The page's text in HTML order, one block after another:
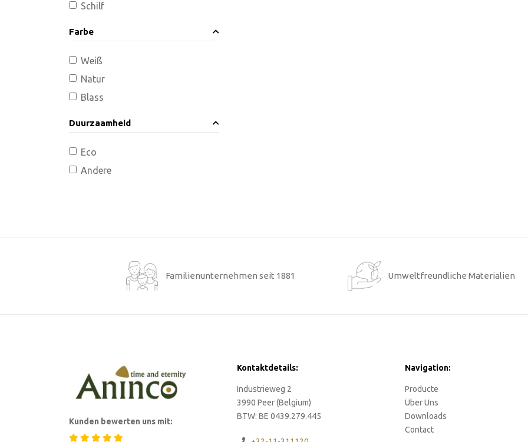
Schilf
Farbe
Weiß
Natur
Blass
Duurzaamheid
Eco
Andere
Familienunternehmen seit 1881 Umweltfreundliche Materialien
Kunden bewerten uns mit:
Kontaktdetails:
Industrieweg 2
3990 Peer (Belgium)
BTW: BE 0439.279.445
Navigation:
Producte
Über Uns
Downloads
Contact